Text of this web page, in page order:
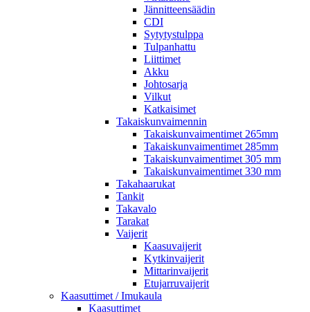
Jännitteensäädin
CDI
Sytytystulppa
Tulpanhattu
Liittimet
Akku
Johtosarja
Vilkut
Katkaisimet
Takaiskunvaimennin
Takaiskunvaimentimet 265mm
Takaiskunvaimentimet 285mm
Takaiskunvaimentimet 305 mm
Takaiskunvaimentimet 330 mm
Takahaarukat
Tankit
Takavalo
Tarakat
Vaijerit
Kaasuvaijerit
Kytkinvaijerit
Mittarinvaijerit
Etujarruvaijerit
Kaasuttimet / Imukaula
Kaasuttimet